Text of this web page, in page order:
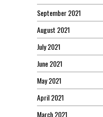
September 2021
August 2021
July 2021
June 2021
May 2021
April 2021
March 2021